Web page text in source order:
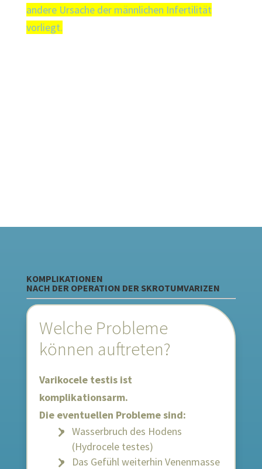
andere Ursache der männlichen Infertilität
vorliegt.
KOMPLIKATIONEN
NACH DER OPERATION DER SKROTUMVARIZEN
Welche Probleme
können auftreten?
Varikocele testis ist
komplikationsarm.
Die eventuellen Probleme sind:
Wasserbruch des Hodens
(Hydrocele testes)
Das Gefühl weiterhin Venenmasse